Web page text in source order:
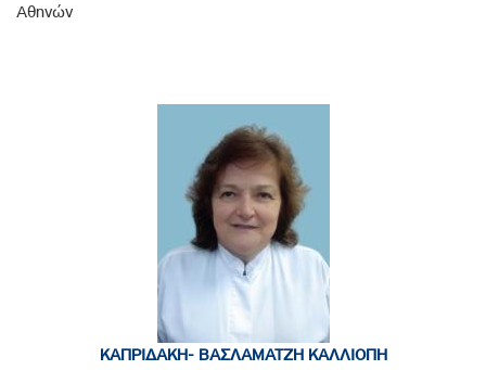
Αθηνών
ΚΑΠΡΙΔΑΚΗ- ΒΑΣΛΑΜΑΤΖΗ ΚΑΛΛΙΟΠΗ